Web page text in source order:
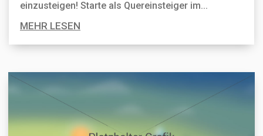
einzusteigen! Starte als Quereinsteiger im...
MEHR LESEN